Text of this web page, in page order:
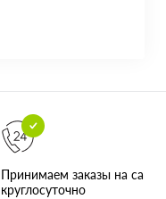
Принимаем заказы на сайте
круглосуточно